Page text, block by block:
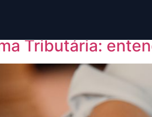
nota fiscal de
Tributária: